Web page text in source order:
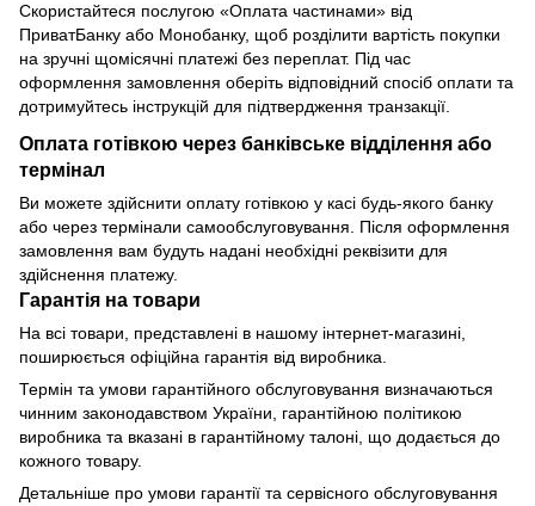
Скористайтеся послугою «Оплата частинами» від
ПриватБанку або Монобанку, щоб розділити вартість покупки
на зручні щомісячні платежі без переплат. Під час
оформлення замовлення оберіть відповідний спосіб оплати та
дотримуйтесь інструкцій для підтвердження транзакції.
Оплата готівкою через банківське відділення або
термінал
Ви можете здійснити оплату готівкою у касі будь-якого банку
або через термінали самообслуговування. Після оформлення
замовлення вам будуть надані необхідні реквізити для
здійснення платежу.
Гарантія на товари
На всі товари, представлені в нашому інтернет-магазині,
поширюється офіційна гарантія від виробника.
Термін та умови гарантійного обслуговування визначаються
чинним законодавством України, гарантійною політикою
виробника та вказані в гарантійному талоні, що додається до
кожного товару.
Детальніше про умови гарантії та сервісного обслуговування